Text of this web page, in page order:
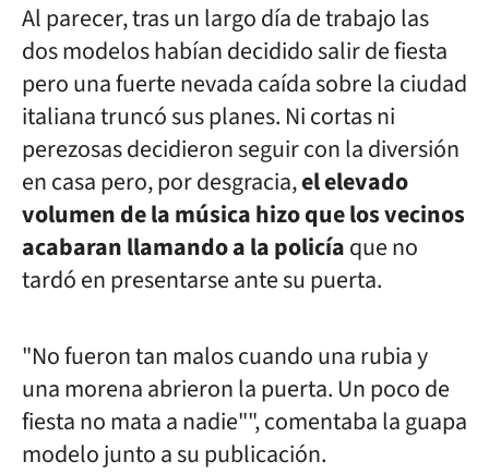
Al parecer, tras un largo día de trabajo las
dos modelos habían decidido salir de fiesta
pero una fuerte nevada caída sobre la ciudad
italiana truncó sus planes. Ni cortas ni
perezosas decidieron seguir con la diversión
en casa pero, por desgracia,el elevado
volumen de la música hizo que los vecinos
acabaran llamando a la policíaque no
tardó en presentarse ante su puerta.
"No fueron tan malos cuando una rubia y
una morena abrieron la puerta. Un poco de
fiesta no mata a nadie"", comentaba la guapa
modelo junto a su publicación.